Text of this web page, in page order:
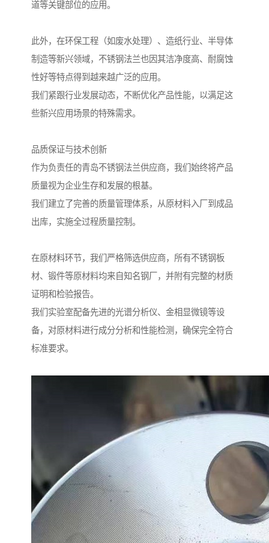
道等关键部位的应用。
此外，在环保工程（如废水处理）、造纸行业、半导体
制造等新兴领域，不锈钢法兰也因其洁净度高、耐腐蚀
性好等特点得到越来越广泛的应用。
我们紧跟行业发展动态，不断优化产品性能，以满足这
些新兴应用场景的特殊需求。
品质保证与技术创新
作为负责任的青岛不锈钢法兰供应商，我们始终将产品
质量视为企业生存和发展的根基。
我们建立了完善的质量管理体系，从原材料入厂到成品
出库，实施全过程质量控制。
在原材料环节，我们严格筛选供应商，所有不锈钢板
材、锻件等原材料均来自知名钢厂，并附有完整的材质
证明和检验报告。
我们实验室配备先进的光谱分析仪、金相显微镜等设
备，对原材料进行成分分析和性能检测，确保完全符合
标准要求。